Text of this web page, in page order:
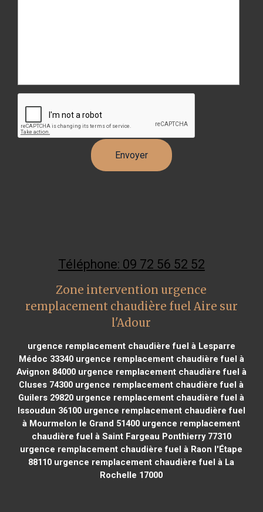
Téléphone: 09 72 56 52 52
Zone intervention urgence
remplacement chaudière fuel Aire sur
l'Adour
urgence remplacement chaudière fuel à Lesparre
Médoc 33340urgence remplacement chaudière fuel à
Avignon 84000urgence remplacement chaudière fuel à
Cluses 74300 urgence remplacement chaudière fuel à
Guilers 29820 urgence remplacement chaudière fuel à
Issoudun 36100urgence remplacement chaudière fuel
à Mourmelon le Grand 51400 urgence remplacement
chaudière fuel à Saint Fargeau Ponthierry 77310
urgence remplacement chaudière fuel à Raon l'Étape
88110 urgence remplacement chaudière fuel à La
Rochelle 17000